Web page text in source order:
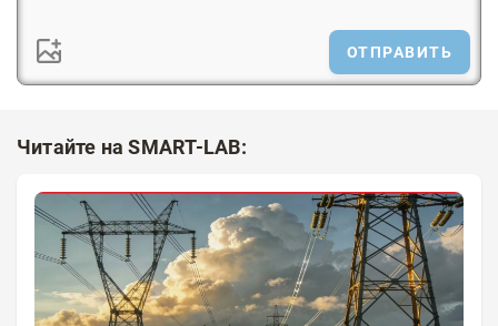
ОТПРАВИТЬ
Читайте на SMART-LAB: